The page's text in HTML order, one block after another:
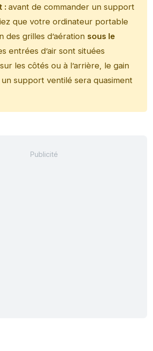
: avant de commander un support
que votre ordinateur portable
des grilles d’aération sous le
entrées d’air sont situées
les côtés ou à l’arrière, le gain
support ventilé sera quasiment